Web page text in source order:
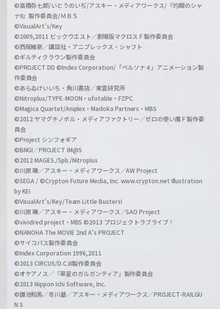
©高橋弥七郎/いとうのいぢ/アスキー・メディアワークス/『灼眼のシャ
ナII』製作委員会/ＭＢＳ
©VisualArt's/Key
©2009,2011 ビックウエスト／劇場版マクロスＦ製作委員会
©西尾維新／講談社・アニプレックス・シャフト
©ギルティクラウン製作委員会
©PROJECT DD ©Index Corporation/「ペルソナ４」アニメーション製
作委員会
©あらゐけいいち・角川書店／東雲研究所
©Nitroplus/TYPE-MOON・ufotable・FZPC
©Magica Quartet/Aniplex・Madoka Partners・MBS
©2012 ヤマグチノボル・メディアファクトリー／ゼロの使い魔Ｆ製作委
員会
©Project シンフォギア
©BNGI／PROJECT iM@S
©2012 MAGES./5pb./Nitroplus
©川原 礫／アスキー・メディアワークス／AW Project
©SEGA / ©Crypton Future Media, Inc. www.crypton.net Illustration
by KEI
©VisualArt's/Key/Team Little Busters!
©川原 礫／アスキー・メディアワークス／SAO Project
©vividred project・MBS ©2013 プロジェクトラブライブ！
©NANOHA The MOVIE 2nd A's PROJECT
©サイコパス製作委員会
©Index Corporation 1996,2011
©2013 CIRCUS/D.C.III製作委員会
©オケアノス／「翠星のガルガンティア」製作委員会
©2013 Nippon Ichi Software, Inc.
©鎌池和馬／冬川基／アスキー・メディアワークス／PROJECT-RAILGU
N S